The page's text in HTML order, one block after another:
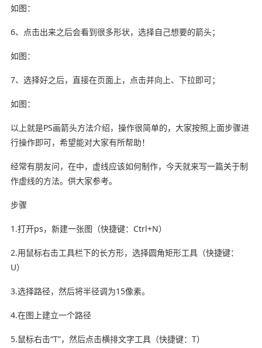
如图：
6、点击出来之后会看到很多形状，选择自己想要的箭头；
如图：
7、选择好之后，直接在页面上，点击并向上、下拉即可；
如图：
以上就是PS画箭头方法介绍，操作很简单的，大家按照上面步骤进
行操作即可，希望能对大家有所帮助！
经常有朋友问，在中，虚线应该如何制作，今天就来写一篇关于制
作虚线的方法。供大家参考。
步骤
1.打开ps，新建一张图（快捷键：Ctrl+N）
2.用鼠标右击工具栏下的长方形，选择圆角矩形工具（快捷键：
U）
3.选择路径，然后将半径调为15像素。
4.在图上建立一个路径
5.鼠标右击“T”，然后点击横排文字工具（快捷键：T）